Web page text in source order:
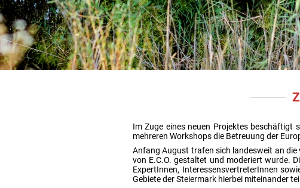
Im Zuge eines neuen Projektes beschäftigt
mehreren Workshops die Betreuung der
Anfang August trafen sich landesweit an die
von E.C.O. gestaltet und moderiert wurde.
ExpertInnen, InteressensvertreterInnen
Gebiete der Steiermark hierbei miteinander